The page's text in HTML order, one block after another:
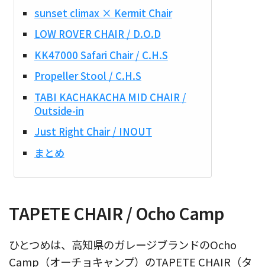
sunset climax × Kermit Chair
LOW ROVER CHAIR / D.O.D
KK47000 Safari Chair / C.H.S
Propeller Stool / C.H.S
TABI KACHAKACHA MID CHAIR /
Outside-in
Just Right Chair / INOUT
まとめ
TAPETE CHAIR / Ocho Camp
ひとつめは、高知県のガレージブランドのOcho
Camp（オーチョキャンプ）のTAPETE CHAIR（タ